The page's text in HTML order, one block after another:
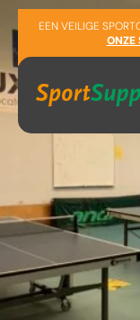
Sla navigatie over
EEN VEILIGE
ONZE